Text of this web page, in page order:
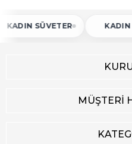
KADIN
MÜŞTERİ